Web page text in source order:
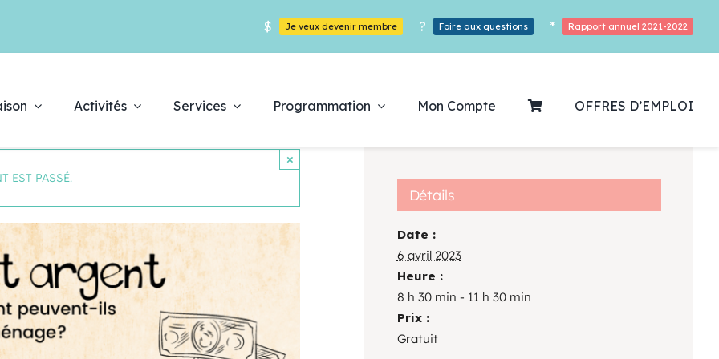
$ Je veux devenir membre ? Foire aux questions * Rapport annuel 2021-2022
Activités Services Programmation
Découvrez notre
programmation
Des Heures De Plaisirs!
Mon Compte OFFRES D’EMPLOI
EST PASSÉ.
×
Détails
Date :
6 avril 2023
Heure :
8 h 30 min - 11 h 30 min
Prix :
Gratuit